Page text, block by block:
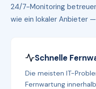
24/7-Monitoring
wie ein lokaler Anbieter
Schnelle
Die meisten IT-
Fernwartung